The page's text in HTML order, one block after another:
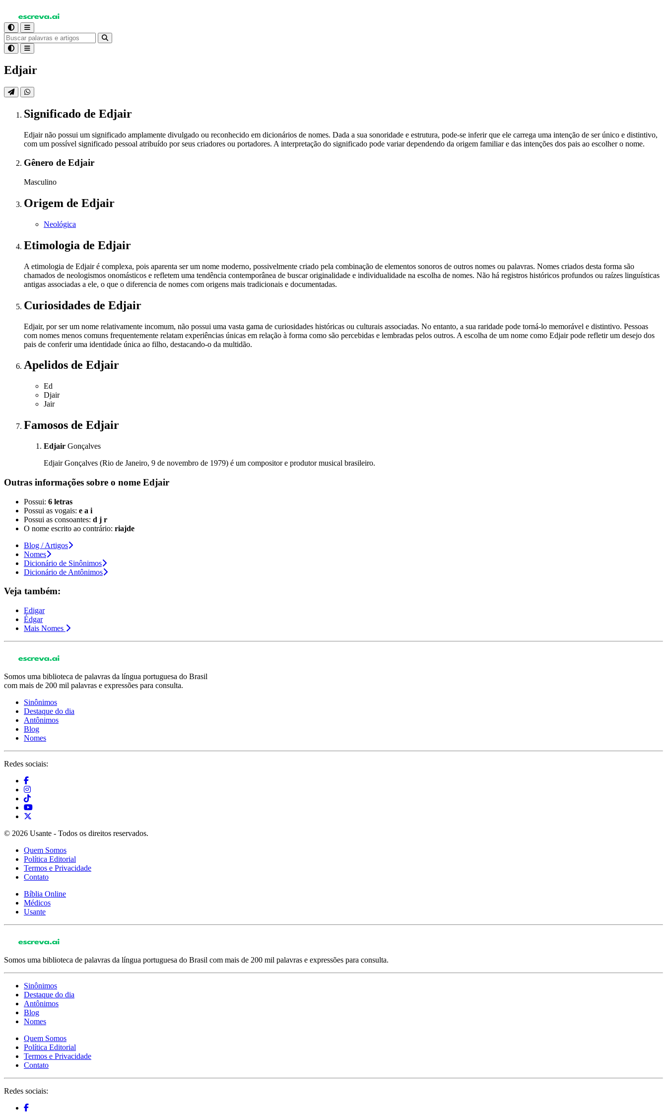
Edjair
Significado de Edjair
Edjair não possui um significado amplamente divulgado ou reconhecido em dicionários de nomes. Dada a sua sonoridade e estrutura, pode-se inferir que ele carrega uma intenção de ser único e distintivo,
com um possível significado pessoal atribuído por seus criadores ou portadores. A interpretação do significado pode variar dependendo da origem familiar e das intenções dos pais ao escolher o nome.
Gênero de Edjair
Masculino
Origem de Edjair
Neológica
Etimologia de Edjair
A etimologia de Edjair é complexa, pois aparenta ser um nome moderno, possivelmente criado pela combinação de elementos sonoros de outros nomes ou palavras. Nomes criados desta forma são
chamados de neologismos onomásticos e refletem uma tendência contemporânea de buscar originalidade e individualidade na escolha de nomes. Não há registros históricos profundos ou raízes linguísticas
antigas associadas a ele, o que o diferencia de nomes com origens mais tradicionais e documentadas.
Curiosidades de Edjair
Edjair, por ser um nome relativamente incomum, não possui uma vasta gama de curiosidades históricas ou culturais associadas. No entanto, a sua raridade pode torná-lo memorável e distintivo. Pessoas
com nomes menos comuns frequentemente relatam experiências únicas em relação à forma como são percebidas e lembradas pelos outros. A escolha de um nome como Edjair pode refletir um desejo dos
pais de conferir uma identidade única ao filho, destacando-o da multidão.
Apelidos de Edjair
Ed
Djair
Jair
Famosos de Edjair
Edjair Gonçalves
Edjair Gonçalves (Rio de Janeiro, 9 de novembro de 1979) é um compositor e produtor musical brasileiro.
Outras informações sobre o nome Edjair
Possui: 6 letras
Possui as vogais: e a i
Possui as consoantes: d j r
O nome escrito ao contrário: riajde
Blog / Artigos
Nomes
Dicionário de Sinônimos
Dicionário de Antônimos
Veja também:
Edigar
Édgar
Mais Nomes
Somos uma biblioteca de palavras da língua portuguesa do Brasil
com mais de 200 mil palavras e expressões para consulta.
Sinônimos
Destaque do dia
Antônimos
Blog
Nomes
Redes sociais:
© 2026 Usante - Todos os direitos reservados.
Quem Somos
Política Editorial
Termos e Privacidade
Contato
Bíblia Online
Médicos
Usante
Somos uma biblioteca de palavras da língua portuguesa do Brasil com mais de 200 mil palavras e expressões para consulta.
Sinônimos
Destaque do dia
Antônimos
Blog
Nomes
Quem Somos
Política Editorial
Termos e Privacidade
Contato
Redes sociais: